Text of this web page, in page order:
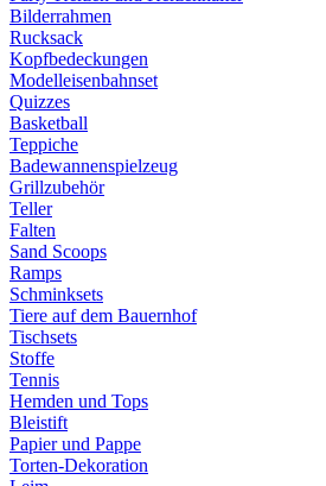
Bilderrahmen
Rucksack
Kopfbedeckungen
Modelleisenbahnset
Quizzes
Basketball
Teppiche
Badewannenspielzeug
Grillzubehör
Teller
Falten
Sand Scoops
Ramps
Schminksets
Tiere auf dem Bauernhof
Tischsets
Stoffe
Tennis
Hemden und Tops
Bleistift
Papier und Pappe
Torten-Dekoration